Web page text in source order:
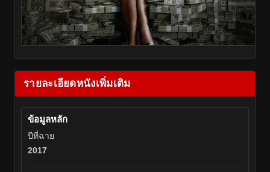
รายละเอียดหนังเพิ่มเติม
ข้อมูลหลัก
ปีที่ฉาย
2017